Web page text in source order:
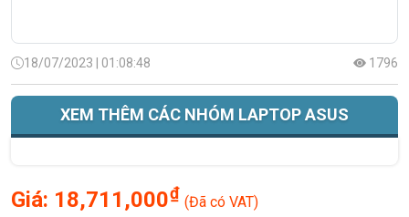
18/07/2023 | 01:08:48 1796
XEM THÊM CÁC NHÓM LAPTOP ASUS
Giá: 18,711,000₫ (Đã có VAT)